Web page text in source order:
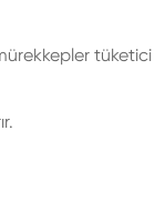
tüketici